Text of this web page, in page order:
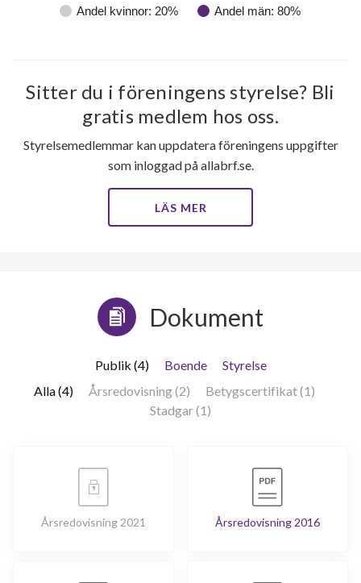
Andel kvinnor: 20% Andel män: 80%
Sitter du i föreningens styrelse? Bli
gratis medlem hos oss.
Styrelsemedlemmar kan uppdatera föreningens uppgifter
som inloggad på allabrf.se.
LÄS MER
Dokument
Publik (4) Boende
Styrelse
Alla (4)
Årsredovisning (2)
Betygscertifikat (1)
Stadgar (1)
Årsredovisning 2021 Årsredovisning 2016